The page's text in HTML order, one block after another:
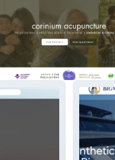
Acupuncture